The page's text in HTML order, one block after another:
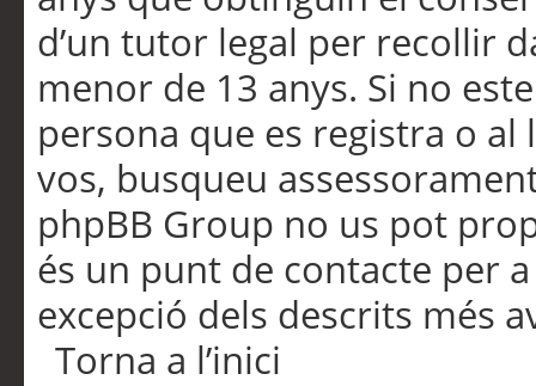
d’un tutor legal per recollir
menor de 13 anys. Si no
persona que es registra o
vos, busqueu
phpBB Group no us pot
és un punt de contacte per
excepció dels descrits més
Torna a l’inici